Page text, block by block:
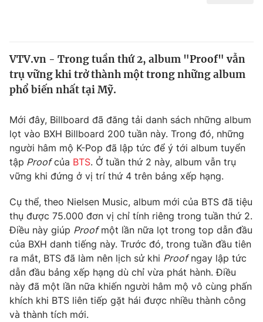
Thế giới
Thế giới đó đây
Câu chuyện quốc tế
Kinh tế
Tài chính
Thị trường
Dữ liệu và đời sống
Phim VTV
Hậu trường
Nhân vật
Khán giả
Giải sao mai
Giải trí
Điện ảnh
Âm nhạc
Sao
Đời sống
Du lịch
Làm đẹp
Giáo dục
Tuyển sinh
VTV.vn - Trong tuần thứ 2, album "Proof" vẫn
trụ vững khi trở thành một trong những album
phổ biến nhất tại Mỹ.
Mới đây, Billboard đã đăng tải danh sách những album
lọt vào BXH Billboard 200 tuần này. Trong đó, những
người hâm mộ K-Pop đã lập tức để ý tới album tuyển
tập Proofcủa BTS. Ở tuần thứ 2 này, album vẫn trụ
vững khi đứng ở vị trí thứ 4 trên bảng xếp hạng.
Cụ thể, theo Nielsen Music, album mới của BTS đã tiệu
thụ được 75.000 đơn vị chỉ tính riêng trong tuần thứ 2.
Điều này giúp Proofmột lần nữa lọt trong top dẫn đầu
của BXH danh tiếng này. Trước đó, trong tuần đầu tiên
ra mắt, BTS đã làm nên lịch sử khi Proofngay lập tức
dẫn đầu bảng xếp hạng dù chỉ vừa phát hành. Điều
này đã một lần nữa khiến người hâm mộ vô cùng phấn
khích khi BTS liên tiếp gặt hái được nhiều thành công
và thành tích mới.